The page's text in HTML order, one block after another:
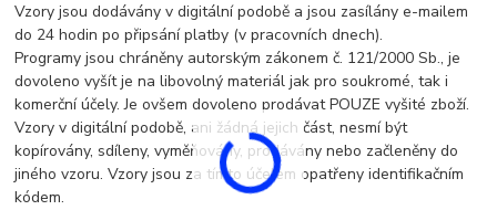
Vzory jsou dodávány v digitální podobě a jsou zasílány e-mailem
do 24 hodin po připsání platby (v pracovních dnech).
Programy jsou chráněny autorským zákonem č. 121/2000 Sb., je
dovoleno vyšít je na libovolný materiál jak pro soukromé, tak i
komerční účely. Je ovšem dovoleno prodávat POUZE vyšité zboží.
Vzory v digitální podobě, ani žádná jejich část, nesmí být
kopírovány, sdíleny, vyměňovány, prodávány nebo začleněny do
jiného vzoru. Vzory jsou za tímto účelem opatřeny identifikačním
kódem.